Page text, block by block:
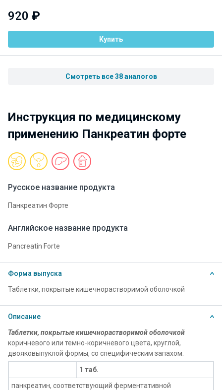
920 ₽
Купить
Смотреть все 38 аналогов
Инструкция по медицинскому
применению Панкреатин форте
Русское название продукта
Панкреатин Форте
Английское название продукта
Pancreatin Forte
Форма выпуска
Таблетки, покрытые кишечнорастворимой оболочкой
Описание
Таблетки, покрытые кишечнорастворимой оболочкой
коричневого или темно-коричневого цвета, круглой,
двояковыпуклой формы, со специфическим запахом.
1 таб.
панкреатин, соответствующий ферментативной